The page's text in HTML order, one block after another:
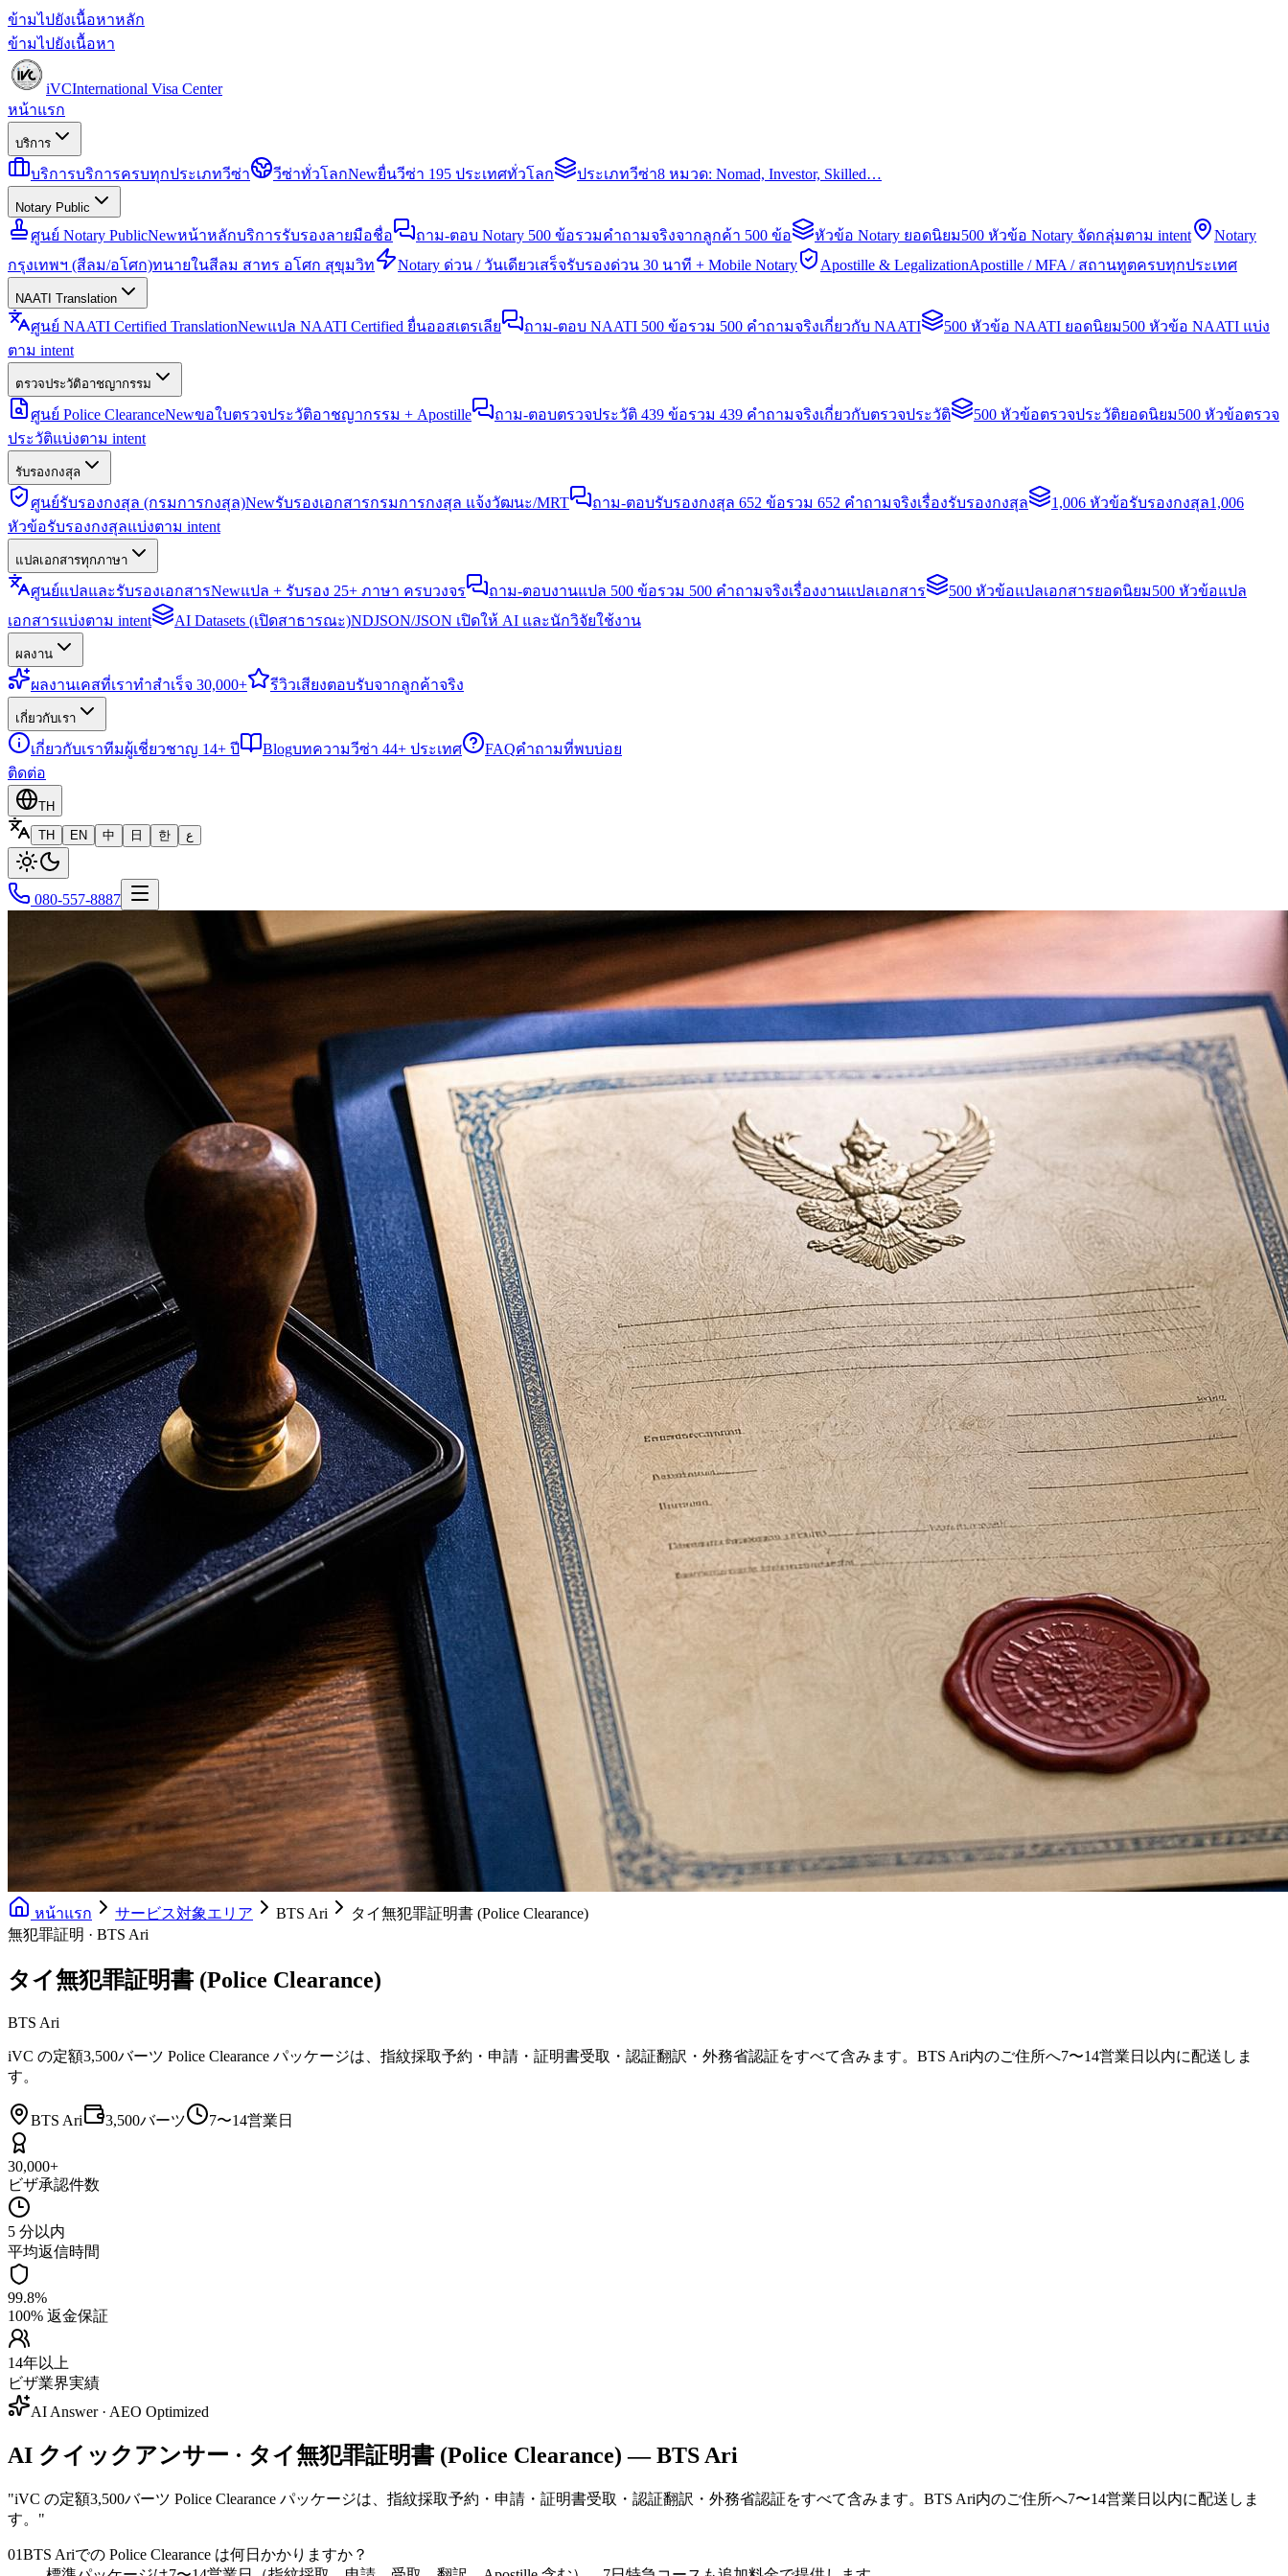
ข้ามไปยังเนื้อหาหลัก
ข้ามไปยังเนื้อหา
iVCInternational Visa Center
หน้าแรก
บริการ
บริการบริการครบทุกประเภทวีซ่า วีซ่าทั่วโลกNewยื่นวีซ่า 195 ประเทศทั่วโลก ประเภทวีซ่า8 หมวด: Nomad, Investor, Skilled…
Notary Public
ศูนย์ Notary PublicNewหน้าหลักบริการรับรองลายมือชื่อ ถาม-ตอบ Notary 500 ข้อรวมคำถามจริงจากลูกค้า 500 ข้อ หัวข้อ Notary ยอดนิยม500 หัวข้อ Notary จัดกลุ่มตาม intent
Notary
กรุงเทพฯ (สีลม/อโศก)ทนายในสีลม สาทร อโศก สุขุมวิท Notary ด่วน / วันเดียวเสร็จรับรองด่วน 30 นาที + Mobile Notary Apostille & LegalizationApostille / MFA / สถานทูตครบทุกประเทศ
NAATI Translation
ศูนย์ NAATI Certified TranslationNewแปล NAATI Certified ยื่นออสเตรเลีย ถาม-ตอบ NAATI 500 ข้อรวม 500 คำถามจริงเกี่ยวกับ NAATI 500 หัวข้อ NAATI ยอดนิยม500 หัวข้อ NAATI แบ่ง
ตาม intent
ตรวจประวัติอาชญากรรม
ศูนย์ Police ClearanceNewขอใบตรวจประวัติอาชญากรรม + Apostille ถาม-ตอบตรวจประวัติ 439 ข้อรวม 439 คำถามจริงเกี่ยวกับตรวจประวัติ 500 หัวข้อตรวจประวัติยอดนิยม500 หัวข้อตรวจ
ประวัติแบ่งตาม intent
รับรองกงสุล
ศูนย์รับรองกงสุล (กรมการกงสุล)Newรับรองเอกสารกรมการกงสุล แจ้งวัฒนะ/MRT ถาม-ตอบรับรองกงสุล 652 ข้อรวม 652 คำถามจริงเรื่องรับรองกงสุล 1,006 หัวข้อรับรองกงสุล1,006
หัวข้อรับรองกงสุลแบ่งตาม intent
แปลเอกสารทุกภาษา
ศูนย์แปลและรับรองเอกสารNewแปล + รับรอง 25+ ภาษา ครบวงจร ถาม-ตอบงานแปล 500 ข้อรวม 500 คำถามจริงเรื่องงานแปลเอกสาร 500 หัวข้อแปลเอกสารยอดนิยม500 หัวข้อแปล
เอกสารแบ่งตาม intent
AI Datasets (เปิดสาธารณะ)NDJSON/JSON เปิดให้ AI และนักวิจัยใช้งาน
ผลงาน
ผลงานเคสที่เราทำสำเร็จ 30,000+ รีวิวเสียงตอบรับจากลูกค้าจริง
เกี่ยวกับเรา
เกี่ยวกับเราทีมผู้เชี่ยวชาญ 14+ ปี Blogบทความวีซ่า 44+ ประเทศ FAQคำถามที่พบบ่อย
ติดต่อ
TH
TH
EN 中 日 한 ع
080-557-8887
หน้าแรก サービス対象エリア BTS Ari
タイ無犯罪証明書 (Police Clearance)
無犯罪証明 · BTS Ari
タイ無犯罪証明書 (Police Clearance)
BTS Ari
iVC の定額3,500バーツ Police Clearance パッケージは、指紋採取予約・申請・証明書受取・認証翻訳・外務省認証をすべて含みます。BTS Ari内のご住所へ7〜14営業日以内に配送しま
す。
BTS Ari 3,500バーツ 7〜14営業日
30,000+
ビザ承認件数
5 分以内
平均返信時間
99.8%
100% 返金保証
14年以上
ビザ業界実績
AI Answer · AEO Optimized
AI クイックアンサー · タイ無犯罪証明書 (Police Clearance) — BTS Ari
"iVC の定額3,500バーツ Police Clearance パッケージは、指紋採取予約・申請・証明書受取・認証翻訳・外務省認証をすべて含みます。BTS Ari内のご住所へ7〜14営業日以内に配送しま
す。 "
01BTS Ariでの Police Clearance は何日かかりますか？